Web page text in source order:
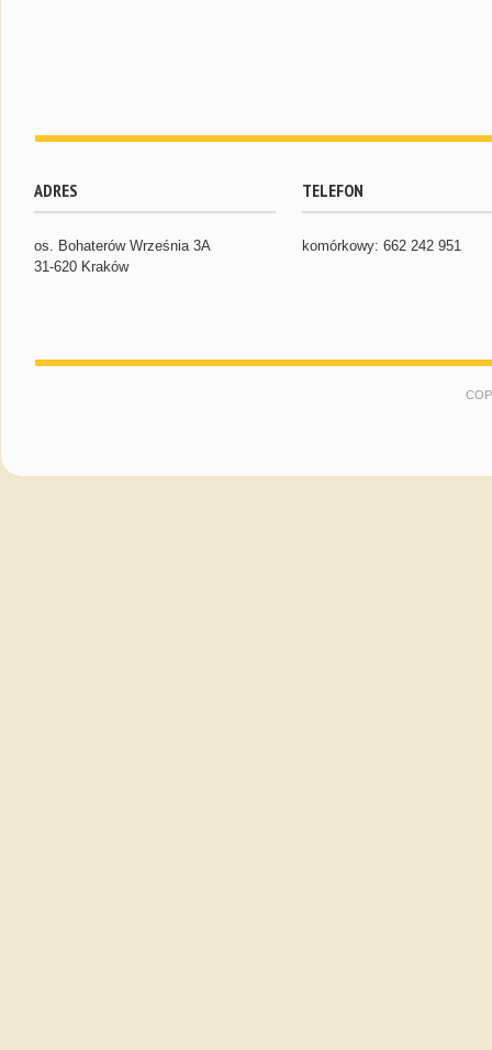
ADRES
os. Bohaterów Września 3A
31-620 Kraków
TELEFON
komórkowy: 662 242 951